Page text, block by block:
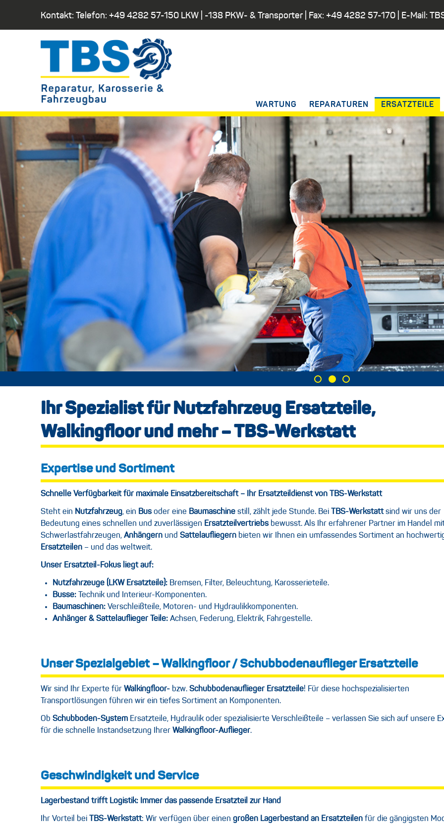
Kontakt: Telefon: +49 4282 57-150 LKW -138 PKW- & Transporter | Fax: +49 4282 57-170 | E-Mail:
WARTUNG REPARATUREN ERSATZTEILE
Ihr Spezialist für Nutzfahrzeug Ersatzteile,
Walkingfloor und mehr – TBS-Werkstatt
Expertise und Sortiment
Schnelle Verfügbarkeit für maximale Einsatzbereitschaft – Ihr Ersatzteildienst von TBS-Werkstatt
Steht ein Nutzfahrzeug, ein Bus oder eine Baumaschine still, zählt jede Stunde. Bei TBS-Werkstattsind wir uns der
Bedeutung eines schnellen und zuverlässigen Ersatzteilvertriebs bewusst. Als Ihr erfahrener Partner im Handel
Schwerlastfahrzeugen, Anhängern und Sattelaufliegern bieten wir Ihnen ein umfassendes Sortiment an
Ersatzteilen – und das weltweit.
Unser Ersatzteil-Fokus liegt auf:
Nutzfahrzeuge (LKW Ersatzteile): Bremsen, Filter, Beleuchtung, Karosserieteile.
Busse: Technik und Interieur-Komponenten.
Baumaschinen: Verschleißteile, Motoren- und Hydraulikkomponenten.
Anhänger & Sattelauflieger Teile: Achsen, Federung, Elektrik, Fahrgestelle.
Unser Spezialgebiet – Walkingfloor / Schubbodenauflieger Ersatzteile
Wir sind Ihr Experte für Walkingfloor- bzw. Schubbodenauflieger Ersatzteile! Für diese hochspezialisierten
Transportlösungen führen wir ein tiefes Sortiment an Komponenten.
Ob Schubboden-System Ersatzteile, Hydraulik oder spezialisierte Verschleißteile – verlassen Sie sich auf unsere
für die schnelle Instandsetzung Ihrer Walkingfloor-Auflieger.
Geschwindigkeit und Service
Lagerbestand trifft Logistik: Immer das passende Ersatzteil zur Hand
Ihr Vorteil bei TBS-Werkstatt: Wir verfügen über einen großen Lagerbestand an Ersatzteilen für die gängigsten